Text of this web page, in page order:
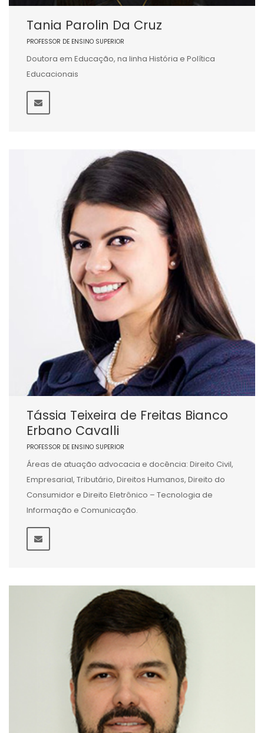
Tania Parolin Da Cruz
PROFESSOR DE ENSINO SUPERIOR
Doutora em Educação, na linha História e Política
Educacionais
Tássia Teixeira de Freitas Bianco
Erbano Cavalli
PROFESSOR DE ENSINO SUPERIOR
Áreas de atuação advocacia e docência: Direito Civil,
Empresarial, Tributário, Direitos Humanos, Direito do
Consumidor e Direito Eletrônico – Tecnologia de
Informação e Comunicação.